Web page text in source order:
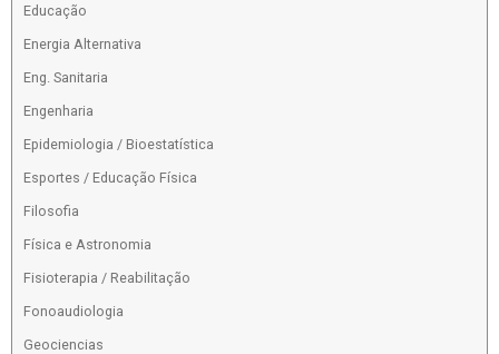
Educação
Energia Alternativa
Eng. Sanitaria
Engenharia
Epidemiologia / Bioestatística
Esportes / Educação Física
Filosofia
Física e Astronomia
Fisioterapia / Reabilitação
Fonoaudiologia
Geociencias